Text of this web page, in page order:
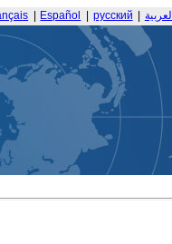
Español русский العربية